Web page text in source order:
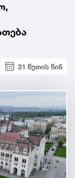
31 წუთის წინ